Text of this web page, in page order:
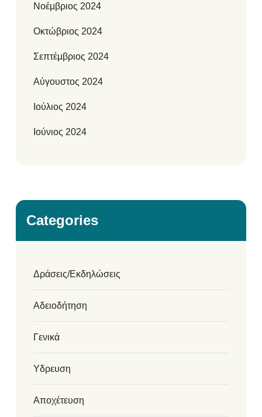
Νοέμβριος 2024
Οκτώβριος 2024
Σεπτέμβριος 2024
Αύγουστος 2024
Ιούλιος 2024
Ιούνιος 2024
Categories
Δράσεις/Εκδηλώσεις
Αδειοδήτηση
Γενικά
Υδρευση
Αποχέτευση